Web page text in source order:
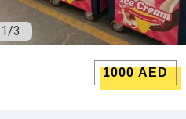
1/3
1000 AED